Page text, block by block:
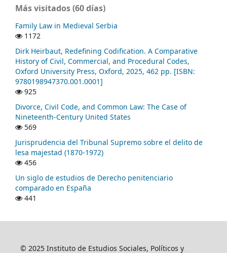
Más visitados (60 días)
Family Law in Medieval Serbia
1172
Dirk Heirbaut, Redefining Codification. A Comparative
History of Civil, Commercial, and Procedural Codes,
Oxford University Press, Oxford, 2025, 462 pp. [ISBN:
9780198947370.001.0001]
925
Divorce, Civil Code, and Common Law: The Case of
Nineteenth-Century United States
569
Jurisprudencia del Tribunal Supremo sobre el delito de
lesa majestad (1870-1972)
456
Un siglo de estudios de Derecho penitenciario
comparado en España
441
© 2025 Instituto de Estudios Sociales, Políticos y